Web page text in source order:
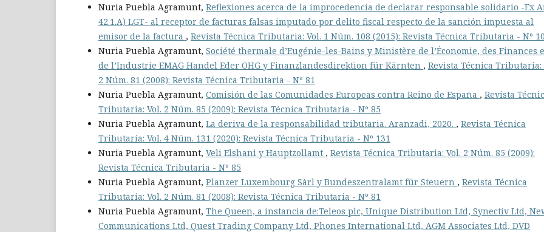
Nuria Puebla Agramunt, Reflexiones acerca de la improcedencia de declarar responsable solidario -Ex
42.1.A) LGT- al receptor de facturas falsas imputado por delito fiscal respecto de la sanción impuesta al
emisor de la factura , Revista Técnica Tributaria: Vol. 1 Núm. 108 (2015): Revista Técnica Tributaria - Nº
Nuria Puebla Agramunt, Société thermale d’Eugénie-les-Bains y Ministère de l’Économie, des Finances
de l’Industrie EMAG Handel Eder OHG y Finanzlandesdirektion für Kärnten , Revista Técnica Tributaria:
2 Núm. 81 (2008): Revista Técnica Tributaria - Nº 81
Nuria Puebla Agramunt, Comisión de las Comunidades Europeas contra Reino de España , Revista
Tributaria: Vol. 2 Núm. 85 (2009): Revista Técnica Tributaria - Nº 85
Nuria Puebla Agramunt, La deriva de la responsabilidad tributaria. Aranzadi, 2020. , Revista Técnica
Tributaria: Vol. 4 Núm. 131 (2020): Revista Técnica Tributaria - Nº 131
Nuria Puebla Agramunt, Veli Elshani y Hauptzollamt , Revista Técnica Tributaria: Vol. 2 Núm. 85 (2009):
Revista Técnica Tributaria - Nº 85
Nuria Puebla Agramunt, Planzer Luxembourg Sàrl y Bundeszentralamt für Steuern , Revista Técnica
Tributaria: Vol. 2 Núm. 81 (2008): Revista Técnica Tributaria - Nº 81
Nuria Puebla Agramunt, The Queen, a instancia de:Teleos plc, Unique Distribution Ltd, Synectiv Ltd,
Communications Ltd, Quest Trading Company Ltd, Phones International Ltd, AGM Associates Ltd, DVD